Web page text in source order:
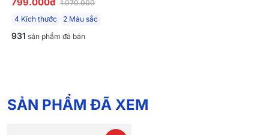
799.000đ 1.070.000
4 Kích thước
2 Màu sắc
931 sản phẩm đã bán
SẢN PHẨM ĐÃ XEM